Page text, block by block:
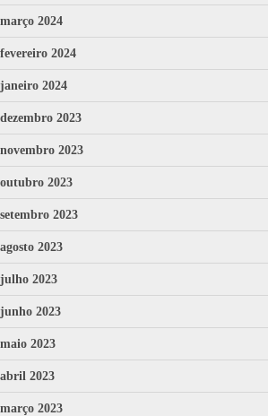
março 2024
fevereiro 2024
janeiro 2024
dezembro 2023
novembro 2023
outubro 2023
setembro 2023
agosto 2023
julho 2023
junho 2023
maio 2023
abril 2023
março 2023